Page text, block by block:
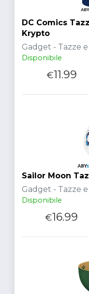
DC Comics
Krypto
Gadget - Tazze
Disponibile
€11.99
Sailor Moon
Gadget - Tazze
Disponibile
€16.99